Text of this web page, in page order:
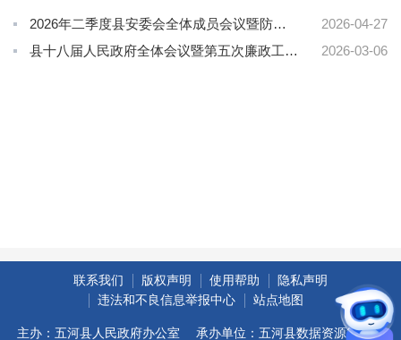
2026-04-27
2026年二季度县安委会全体成员会议暨防汛抗旱工作会议召开
2026-03-06
县十八届人民政府全体会议暨第五次廉政工作会议召开
联系我们 版权声明 使用帮助
隐私声明
违法和不良信息举报中心
站点地图
主办：五河县人民政府办公室 承办单位：五河县数据资源管理局